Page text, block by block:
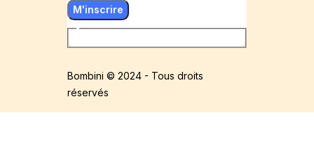
M'inscrire
Bombini © 2024 - Tous droits
réservés